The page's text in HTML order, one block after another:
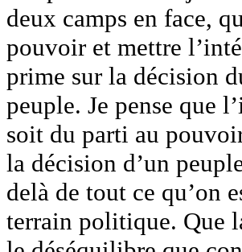
deux camps en face,
pouvoir et mettre
prime sur la décision
peuple. Je pense que
soit du parti au
la décision d’un
delà de tout ce qu’on
terrain politique. Que